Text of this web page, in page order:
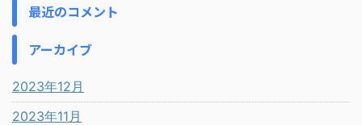
最近のコメント
アーカイブ
2023年12月
2023年11月